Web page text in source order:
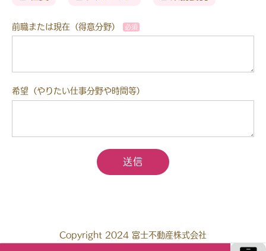
前職または現在（得意分野）
希望（やりたい仕事分野や時間等）
送信
Copyright 2024 富士不動産株式会社